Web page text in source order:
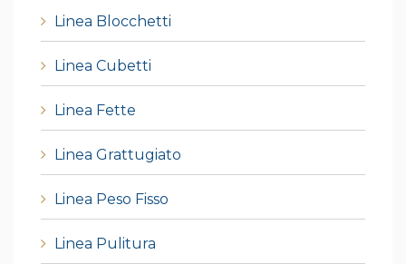
Linea Blocchetti
Linea Cubetti
Linea Fette
Linea Grattugiato
Linea Peso Fisso
Linea Pulitura